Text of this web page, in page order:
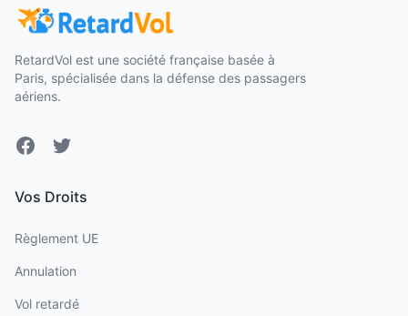
RetardVol est une société française basée à
Paris, spécialisée dans la défense des passagers
aériens.
FacebookTwitter
Vos Droits
Règlement UE
Annulation
Vol retardé